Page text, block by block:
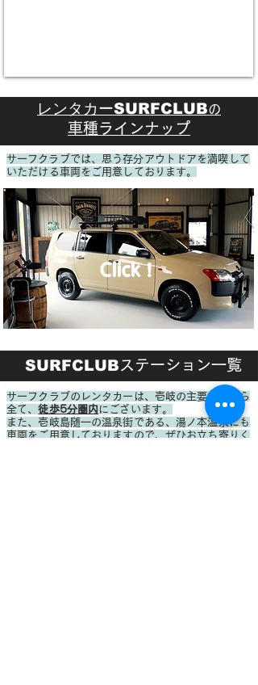
レンタカーSURFCLUBの
​車種ラインナップ
​サーフクラブでは、思う存分アウトドアを満喫して
いただける車両をご用意しております。
Click！
SURFCLUB ステーション一覧
サーフクラブのレンタカーは、壱岐の主要な港から
全て、徒歩5分圏内 にございます。
また、壱岐島随一の温泉街である、湯ノ本温泉にも
車両をご用意しておりますので、 ​ぜひお立ち寄りく